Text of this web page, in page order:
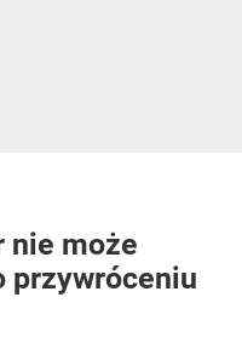
nie może
przywróceniu